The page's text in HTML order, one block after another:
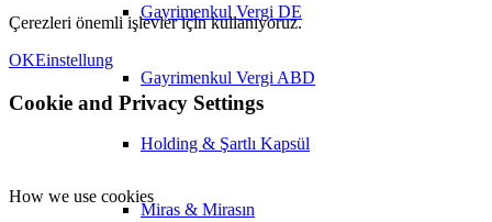
Gayrimenkul Vergi DE
Gayrimenkul Vergi ABD
Holding & Şartlı Kapsül
Miras & Mirasın
Çerezleri önemli işlevler için kullanıyoruz.
OKEinstellung
Cookie and Privacy Settings
How we use cookies